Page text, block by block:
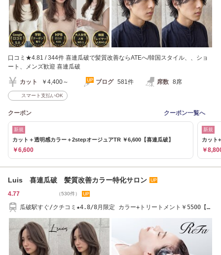
口コミ★4.81 / 344件 喜連瓜破で髪質改善ならATEへ/韓国スタイル、、ショ
ート、メンズ歓迎 喜連瓜破
カット ￥4,400～ ブログ 581件 席数 8席
スマート支払いOK
クーポン クーポン一覧へ
新規
カット＋透明感カラー＋2stepオージュアTR ￥6,600【喜連瓜破】
￥6,600
新規
カット
￥
Luis 喜連瓜破 髪質改善カラー特化サロン
4.77 （530件）
瓜破駅すぐ/クチコミ★4.8/8月限定 カラー+トリートメント￥5500【髪